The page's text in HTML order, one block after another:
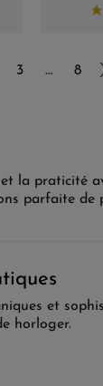
3 … 8
la praticité
parfaite de
et
horloger.